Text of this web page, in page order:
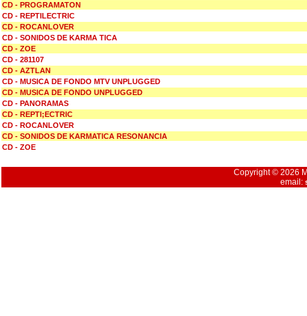
CD - PROGRAMATON
CD - REPTILECTRIC
CD - ROCANLOVER
CD - SONIDOS DE KARMA TICA
CD - ZOE
CD - 281107
CD - AZTLAN
CD - MUSICA DE FONDO MTV UNPLUGGED
CD - MUSICA DE FONDO UNPLUGGED
CD - PANORAMAS
CD - REPTI;ECTRIC
CD - ROCANLOVER
CD - SONIDOS DE KARMATICA RESONANCIA
CD - ZOE
Copyright © 2026
email: